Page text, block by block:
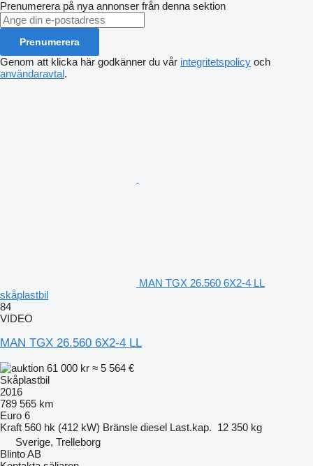
Prenumerera på nya annonser från denna sektion
Prenumerera
Genom att klicka här godkänner du vår integritetspolicy och
användaravtal.
MAN TGX 26.560 6X2-4 LL
skåplastbil
84
VIDEO
MAN TGX 26.560 6X2-4 LL
61 000 kr ≈ 5 564 €
Skåplastbil
2016
789 565 km
Euro 6
Kraft 560 hk (412 kW) Bränsle diesel Last.kap. 12 350 kg
Sverige, Trelleborg
Blinto AB